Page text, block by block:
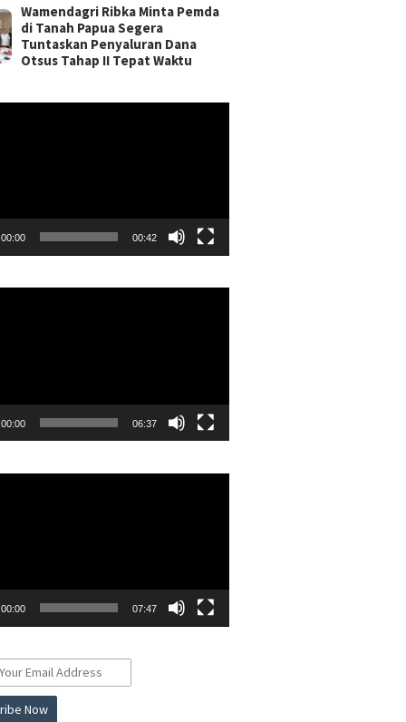
Wamendagri Ribka Minta Pemda
di Tanah Papua Segera
Tuntaskan Penyaluran Dana
Otsus Tahap II Tepat Waktu
00:00 00:42
00:00 06:37
00:00 07:47